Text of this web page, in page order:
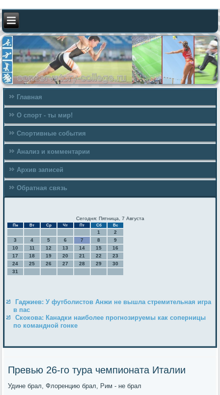
Главная
О спорт - ты мир!
Спортивные события
Анализ и комментарии
Архив записей
Обратная связь
Сегодня: Пятница, 7 Августа
Пн Вт Ср Чт Пт Сб Вс
1
2
3
4 5 6 7 8
9
10
11 12 13 14 15
16
17
18 19 20 21 22
23
24
25 26 27 28 29
30
31
Гаджиев: У футболистов Анжи не вышла стремительная игра
в пас
Скокова: Канадки наиболее прогнозируемы как соперницы
по командной гонке
Превью 26-го тура чемпионата Италии
Удине брал, Флоренцию брал, Рим - не брал